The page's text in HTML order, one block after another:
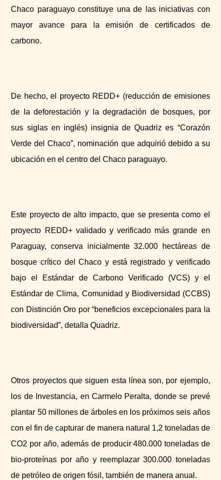
Chaco paraguayo constituye una de las iniciativas con
mayor avance para la emisión de certificados de
carbono.
De hecho, el proyecto REDD+ (reducción de emisiones
de la deforestación y la degradación de bosques, por
sus siglas en inglés) insignia de Quadriz es “Corazón
Verde del Chaco”, nominación que adquirió debido a su
ubicación en el centro del Chaco paraguayo.
Este proyecto de alto impacto, que se presenta como el
proyecto REDD+ validado y verificado más grande en
Paraguay, conserva inicialmente 32.000 hectáreas de
bosque crítico del Chaco y está registrado y verificado
bajo el Estándar de Carbono Verificado (VCS) y el
Estándar de Clima, Comunidad y Biodiversidad (CCBS)
con Distinción Oro por “beneficios excepcionales para la
biodiversidad”, detalla Quadriz.
Otros proyectos que siguen esta línea son, por ejemplo,
los de Investancia, en Carmelo Peralta, donde se prevé
plantar 50 millones de árboles en los próximos seis años
con el fin de capturar de manera natural 1,2 toneladas de
CO2 por año, además de producir 480.000 toneladas de
bio-proteínas por año y reemplazar 300.000 toneladas
de petróleo de origen fósil, también de manera anual.